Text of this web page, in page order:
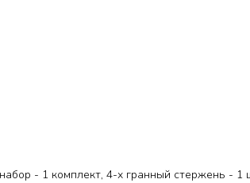
- 1 комплект, 4-х гранный стержень - 1